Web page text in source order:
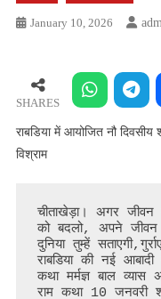
January 10, 2026
SHARES
राबडिया में आयोजित नौ
विश्राम
चीताखेड़ा। अगर
को बदलो, अपने
दुनिया तुम्हें
राबडिया की नई
कथा मर्मज्ञ बाल व्यास
राम कथा 10 जनवरी